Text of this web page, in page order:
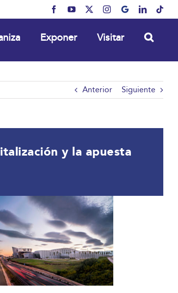
FacebookYouTube Instagram
MyBusinessLinkedIn
Exponer Visitar
Anterior Siguiente
y la apuesta